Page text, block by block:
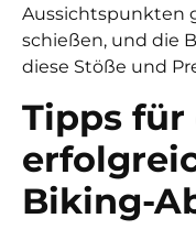
Aussichtspunkten
schießen, und die
diese Stöße und
Tipps für
Biking-